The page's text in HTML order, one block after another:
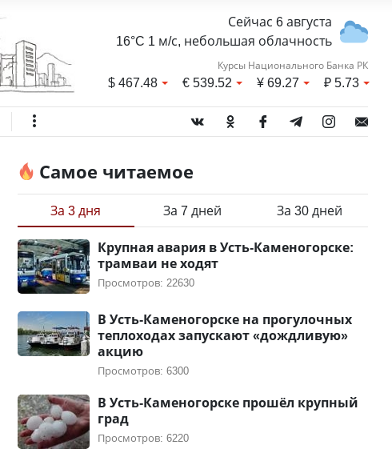
Сейчас 6 августа
16°C 1 м/с, небольшая облачность
Курсы Национального Банка РК
$467.48 €539.52 ¥69.27 ₽5.73
Самое читаемое
За 3 дня За 7 дней За 30 дней
Крупная авария в Усть-Каменогорске:
трамваи не ходят
Просмотров: 22630
В Усть-Каменогорске на прогулочных
теплоходах запускают «дождливую»
акцию
Просмотров: 6300
В Усть-Каменогорске прошёл крупный
град
Просмотров: 6220